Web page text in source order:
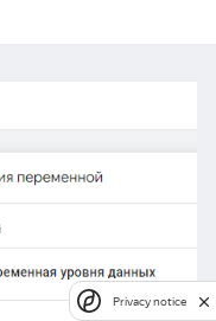
Privacy notice